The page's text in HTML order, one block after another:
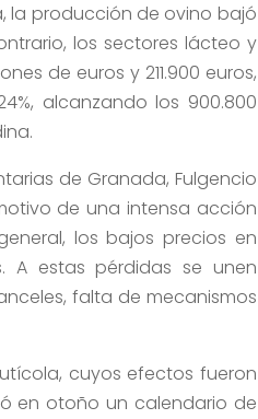
la producción de ovino bajó
los sectores lácteo y
de euros y 211.900 euros,
alcanzando los 900.800
de Granada, Fulgencio
de una intensa acción
los bajos precios en
A estas pérdidas se unen
falta de mecanismos
cuyos efectos fueron
en otoño un calendario de